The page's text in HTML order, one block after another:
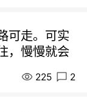
可走。可实
，慢慢就会
225 2